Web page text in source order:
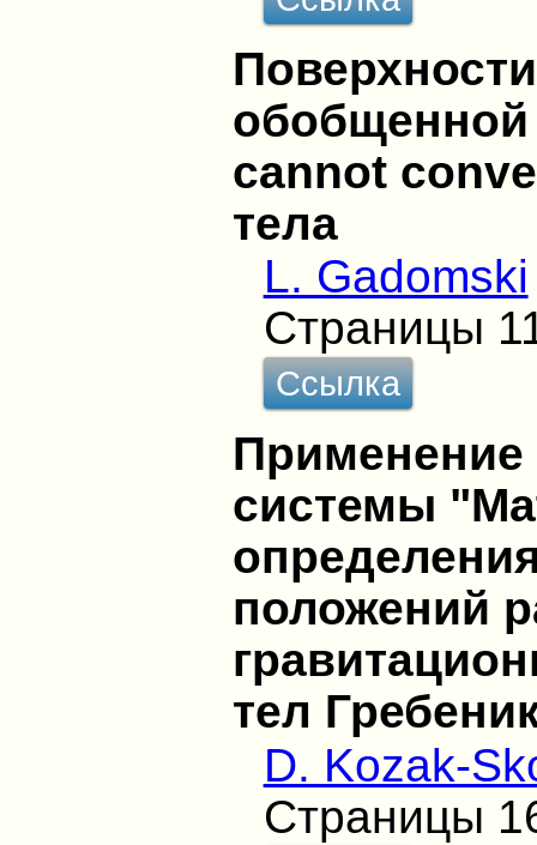
обобщенной
cannot
тела
L. Gadomski
Страницы
Ссылка
системы
положений
тел
D. Kozak-
Страницы